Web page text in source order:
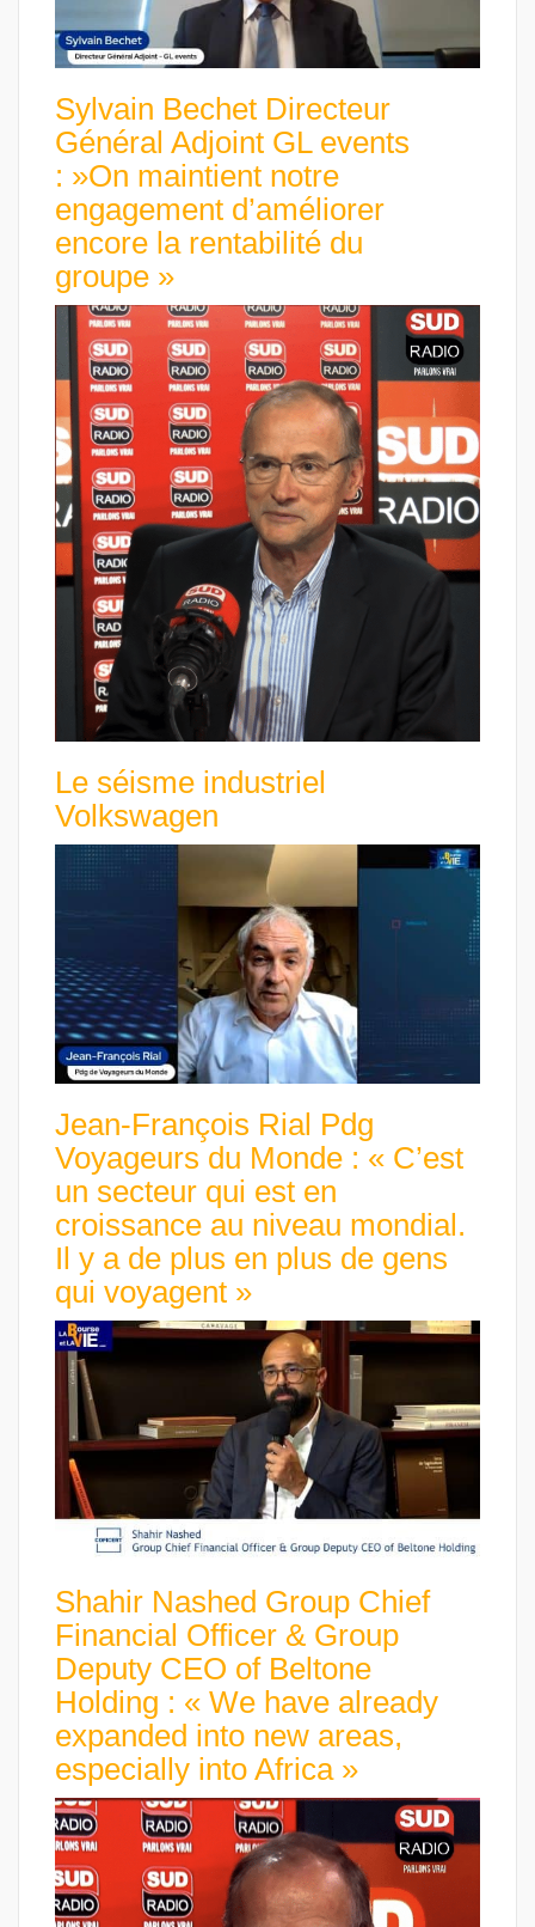
Sylvain Bechet Directeur
Général Adjoint GL events
: »On maintient notre
engagement d’améliorer
encore la rentabilité du
groupe »
Le séisme industriel
Volkswagen
Jean-François Rial Pdg
Voyageurs du Monde : « C’est
un secteur qui est en
croissance au niveau mondial.
Il y a de plus en plus de gens
qui voyagent »
Shahir Nashed Group Chief
Financial Officer & Group
Deputy CEO of Beltone
Holding : « We have already
expanded into new areas,
especially into Africa »